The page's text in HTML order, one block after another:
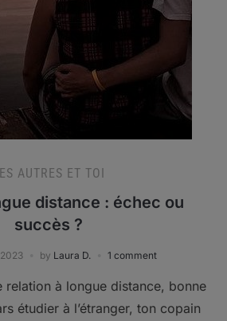
AUTRES ET TOI
distance : échec ou
succès ?
by Laura D. 1 comment
relation à longue distance, bonne
étudier à l’étranger, ton copain